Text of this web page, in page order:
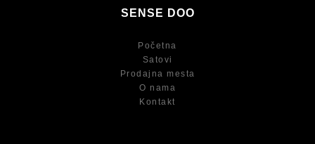
SENSE DOO
Početna
Satovi
Prodajna mesta
O nama
Kontakt